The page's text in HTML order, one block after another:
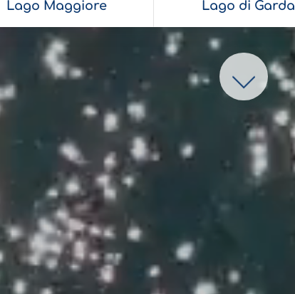
Lago Maggiore Lago di Garda